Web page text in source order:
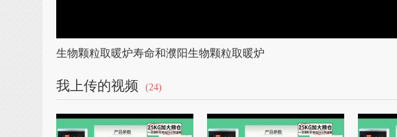
生物颗粒取暖炉寿命和濮阳生物颗粒取暖炉
我上传的视频 (24)